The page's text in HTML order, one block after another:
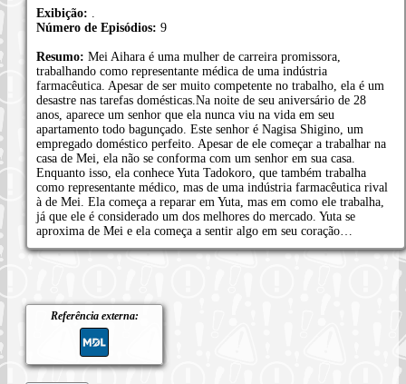
Exibição:
Número de Episódios: 9
Resumo: Mei Aihara é uma mulher de carreira promissora,
trabalhando como representante médica de uma indústria
farmacêutica. Apesar de ser muito competente no trabalho, ela é um
desastre nas tarefas domésticas.Na noite de seu aniversário de 28
anos, aparece um senhor que ela nunca viu na vida em seu
apartamento todo bagunçado. Este senhor é Nagisa Shigino, um
empregado doméstico perfeito. Apesar de ele começar a trabalhar na
casa de Mei, ela não se conforma com um senhor em sua casa.
Enquanto isso, ela conhece Yuta Tadokoro, que também trabalha
como representante médico, mas de uma indústria farmacêutica rival
à de Mei. Ela começa a reparar em Yuta, mas em como ele trabalha,
já que ele é considerado um dos melhores do mercado. Yuta se
aproxima de Mei e ela começa a sentir algo em seu coração…
Referência externa: